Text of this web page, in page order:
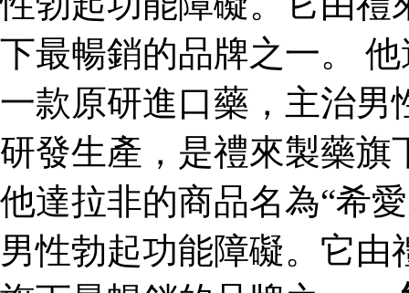
下最暢銷的品牌之一。
一款原研進口藥，主治男
研發生產，是禮來製藥
他達拉非的商品名為“希
男性勃起功能障礙。它